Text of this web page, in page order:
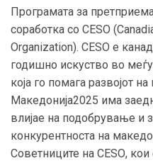
Програмата за
соработка со CESO
Organization). СЕЅО е
годишнo искуство во
која го помага развојот
Македонија2025 има
влијае на подобрување и
конкурентноста на
Советниците на СЕЅО, кои